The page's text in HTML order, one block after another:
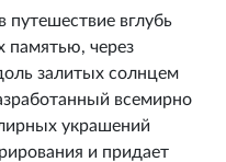
путешествие вглубь
памятью, через
залитых солнцем
всемирно
украшений
и придает